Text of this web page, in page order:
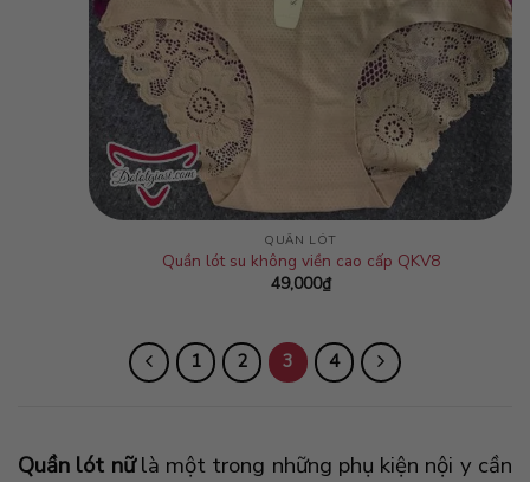
QUẦN LÓT
Quần lót su không viền cao cấp QKV8
49,000₫
1 2 3 4
Quần lót nữlà một trong những phụ kiện nội y cần